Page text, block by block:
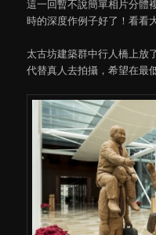
這一回暫不說簡單相片分體
時的深度作例子好了！看看
太古坊建築群中行人橋上放
代替真人去拍攝，希望在最